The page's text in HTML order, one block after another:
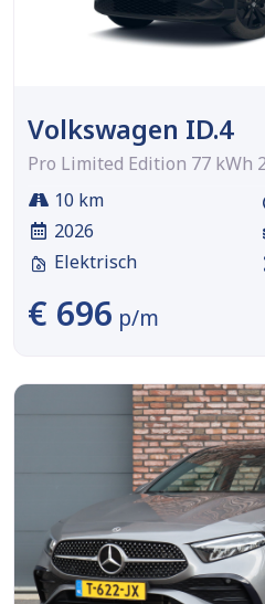
Volkswagen ID.4
Pro Limited Edition 77 kWh
10 km
2026
Elektrisch
€ 696 p/m